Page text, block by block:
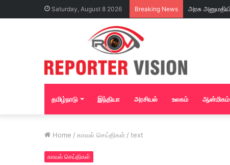
Saturday, August 8 2026 Breaking News
தமிழ்நாடு இந்தியா அரசியல் உலகம் ஆன்மிகம்
Home / காவல் செய்திகள் / text
காவல் செய்திகள்